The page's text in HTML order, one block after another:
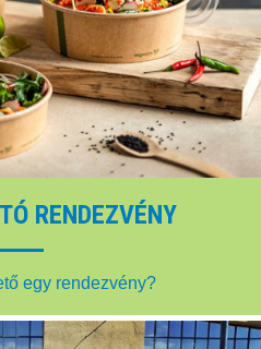
RENDEZVÉNY
egy rendezvény?